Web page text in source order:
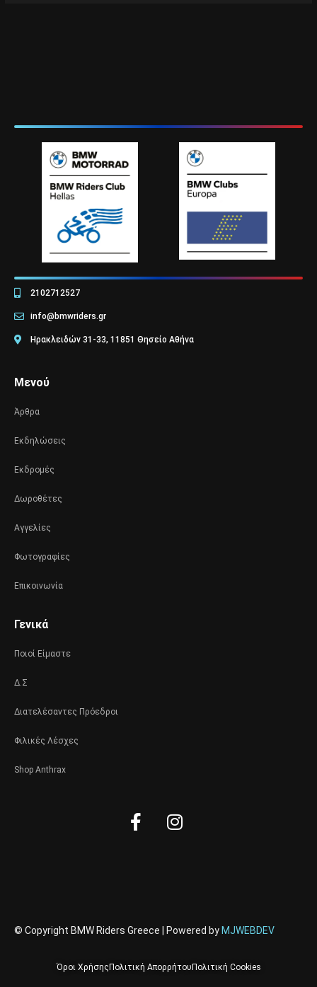
2102712527
info@bmwriders.gr
Ηρακλειδών 31-33, 11851 Θησείο Αθήνα
Μενού
Άρθρα
Εκδηλώσεις
Εκδρομές
Δωροθέτες
Αγγελίες
Φωτογραφίες
Επικοινωνία
Γενικά
Ποιοί Είμαστε
Δ.Σ
Διατελέσαντες Πρόεδροι
Φιλικές Λέσχες
Shop Anthrax
Facebook-
f
Instagram
© Copyright BMW Riders Greece | Powered by MJWEBDEV
Όροι Χρήσης Πολιτική Απορρήτου Πολιτική Cookies